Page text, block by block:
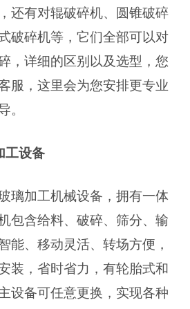
还有对辊破碎机、圆锥破碎
破碎机等，它们全部可以对
，详细的区别以及选型，您
服，这里会为您安排更专业
。
工设备
璃加工机械设备，拥有一体
包含给料、破碎、筛分、输
能、移动灵活、转场方便，
装，省时省力，有轮胎式和
设备可任意更换，实现各种